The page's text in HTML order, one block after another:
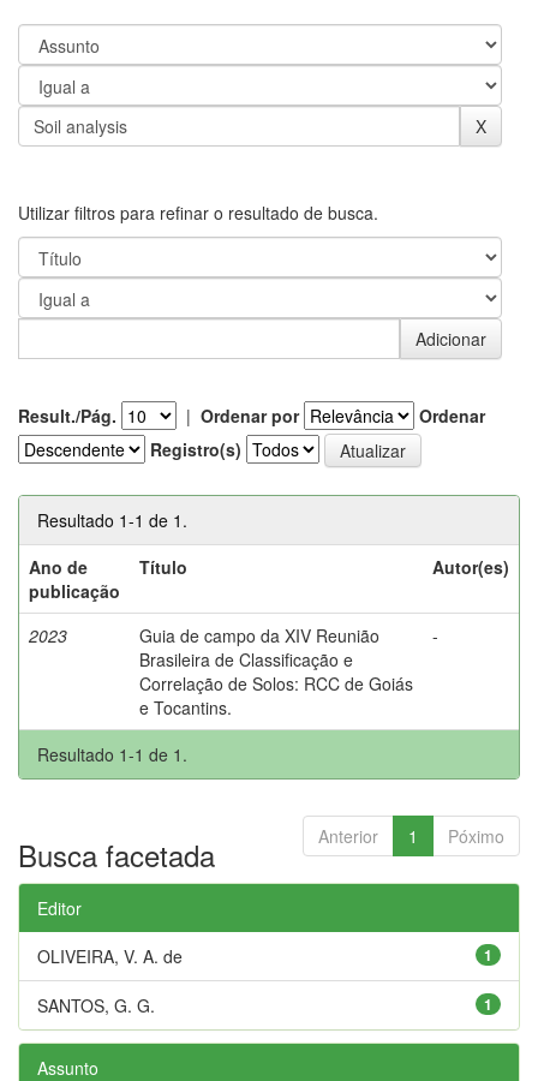
Utilizar filtros para refinar o resultado de busca.
Result./Pág. | Ordenar por
Ordenar
Registro(s)
Resultado 1-1 de 1.
Ano de
publicação
Título Autor(es)
2023
Guia de campo da XIV Reunião
Brasileira de Classificação e
Correlação de Solos: RCC de Goiás
e Tocantins.
-
Resultado 1-1 de 1.
Anterior 1 Póximo
Busca facetada
Editor
1
OLIVEIRA, V. A. de
1
SANTOS, G. G.
Assunto